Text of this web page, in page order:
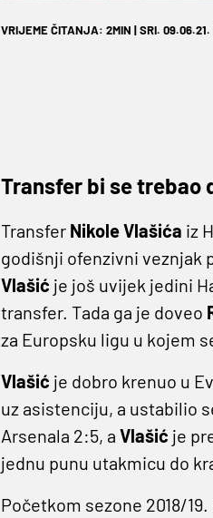
VRIJEME ČITANJA: 2MIN | SRI. 09.06.21.
Transfer bi se trebao
Transfer Nikole Vlašića iz
godišnji ofenzivni veznjak
Vlašić je još uvijek jedini
transfer. Tada ga je doveo
za Europsku ligu u kojem
Vlašić je dobro krenuo u
uz asistenciju, a ustabilio
Arsenala 2:5, a Vlašić je
jednu punu utakmicu do
Početkom sezone 2018/